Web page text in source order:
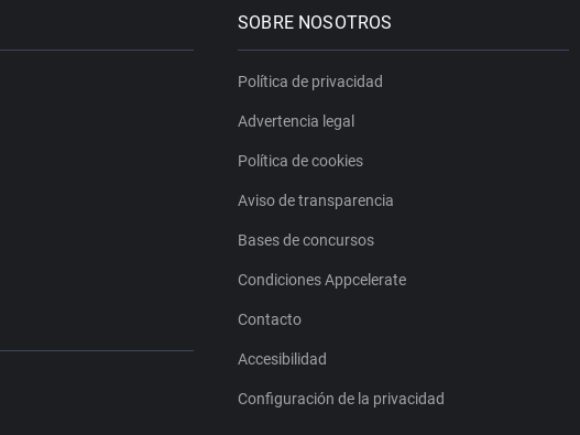
SOBRE NOSOTROS
Política de privacidad
Advertencia legal
Política de cookies
Aviso de transparencia
Bases de concursos
Condiciones Appcelerate
Contacto
Accesibilidad
Configuración de la privacidad